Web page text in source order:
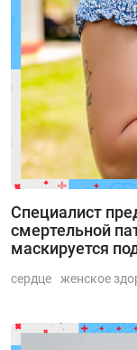
Специалист
смертельной
маскируется
сердце женское